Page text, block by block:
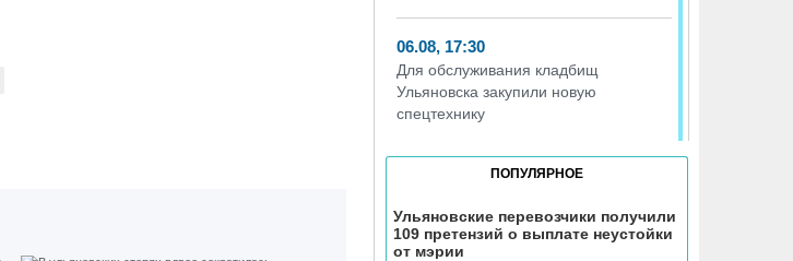
06.08, 17:30
Для обслуживания кладбищ
Ульяновска закупили новую
спецтехнику
смена категорий кешбэка создает
волны спроса
ПОПУЛЯРНОЕ
Ульяновские перевозчики получили
109 претензий о выплате неустойки
от мэрии